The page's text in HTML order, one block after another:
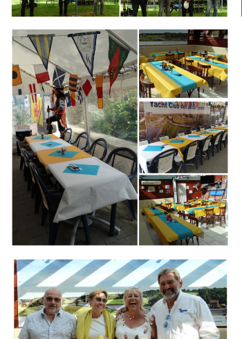
Branding
ARMCHAIR
Branding
ARMCHAIR